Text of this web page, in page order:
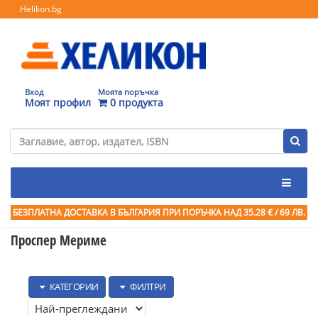
Helikon.bg
Вход
Моят профил
Моята поръчка
0 продукта
БЕЗПЛАТНА ДОСТАВКА В БЪЛГАРИЯ ПРИ ПОРЪЧКА НАД 35.28 € / 69 ЛВ.
Проспер Мериме
КАТЕГОРИИ ФИЛТРИ